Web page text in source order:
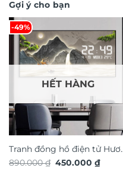
Gợi ý cho bạn
-49%
HẾT HÀNG
Tranh đồng hồ điện tử
Tài Lộc TG4915S
890.000₫ Giá
450.000₫Giá